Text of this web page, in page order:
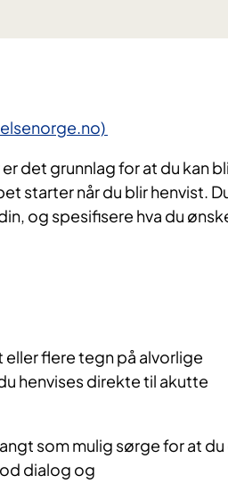
det grunnlag for at du kan bli
starter når du blir henvist.
og spesifisere hva du
eller flere tegn på alvorlige
henvises direkte til akutte
som mulig sørge for at
dialog og